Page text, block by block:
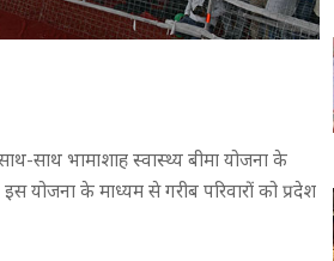
साथ भामाशाह स्वास्थ्य बीमा योजना के
के माध्यम से गरीब परिवारों को प्रदेश